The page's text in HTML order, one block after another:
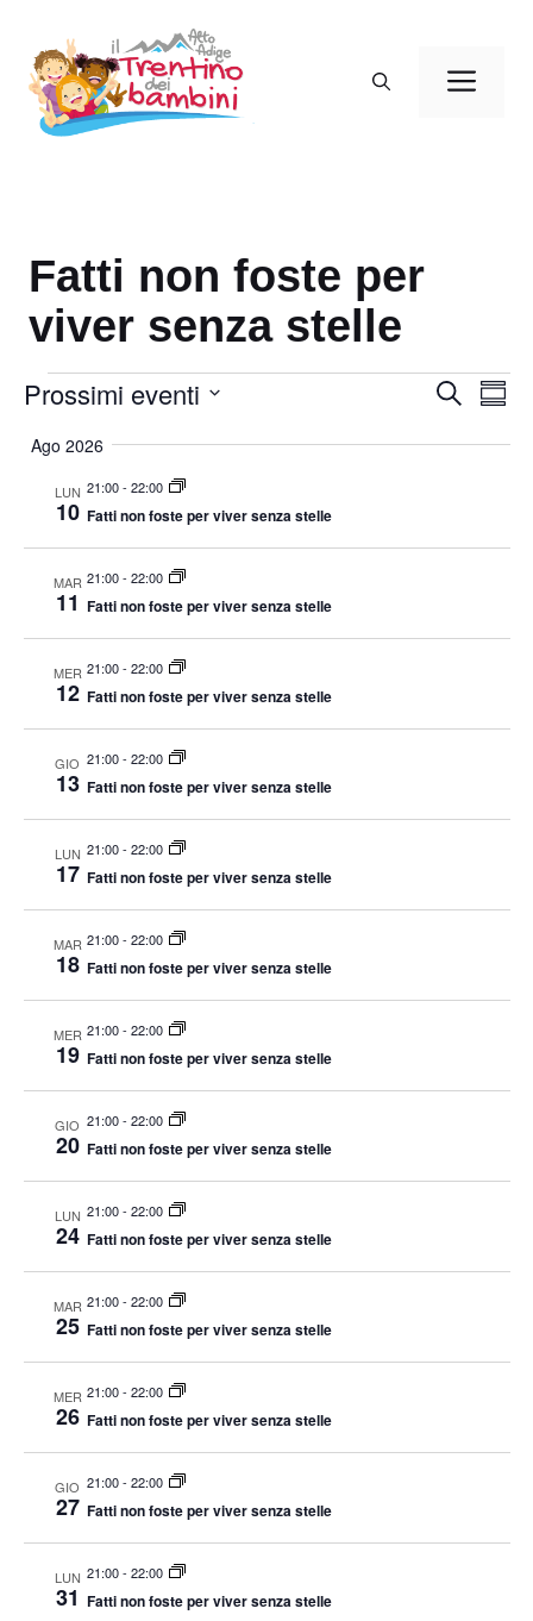
contenuto
Fatti non foste per
viver senza stelle
Eventi
E
i
r
e
v
a
e
C
E
e
S
m
o
Prossimi eventi
e
c
Ago 2026
LUN
10
21:00- 22:00
Fatti non foste per viver senza stelle
MAR
11
21:00- 22:00
Fatti non foste per viver senza stelle
MER
12
21:00- 22:00
Fatti non foste per viver senza stelle
GIO
13
21:00- 22:00
Fatti non foste per viver senza stelle
LUN
17
21:00- 22:00
Fatti non foste per viver senza stelle
MAR
18
21:00- 22:00
Fatti non foste per viver senza stelle
MER
19
21:00- 22:00
Fatti non foste per viver senza stelle
GIO
20
21:00- 22:00
Fatti non foste per viver senza stelle
LUN
24
21:00- 22:00
Fatti non foste per viver senza stelle
MAR
25
21:00- 22:00
Fatti non foste per viver senza stelle
MER
26
21:00- 22:00
Fatti non foste per viver senza stelle
GIO
27
21:00- 22:00
Fatti non foste per viver senza stelle
LUN
31
21:00- 22:00
Fatti non foste per viver senza stelle